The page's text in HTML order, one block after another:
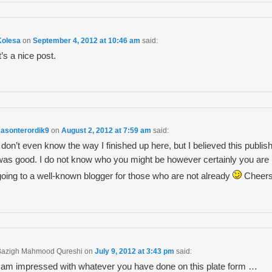
onSeptember 4, 2012 at 10:46 am said:
a nice post.
onAugust 2, 2012 at 7:59 am said:
even know the way I finished up here, but I believed this
good. I do not know who you might be however certainly you are
to a well-known blogger for those who are not already
Mahmood Qureshi onJuly 9, 2012 at 3:43 pm said:
impressed with whatever you have done on this plate form …